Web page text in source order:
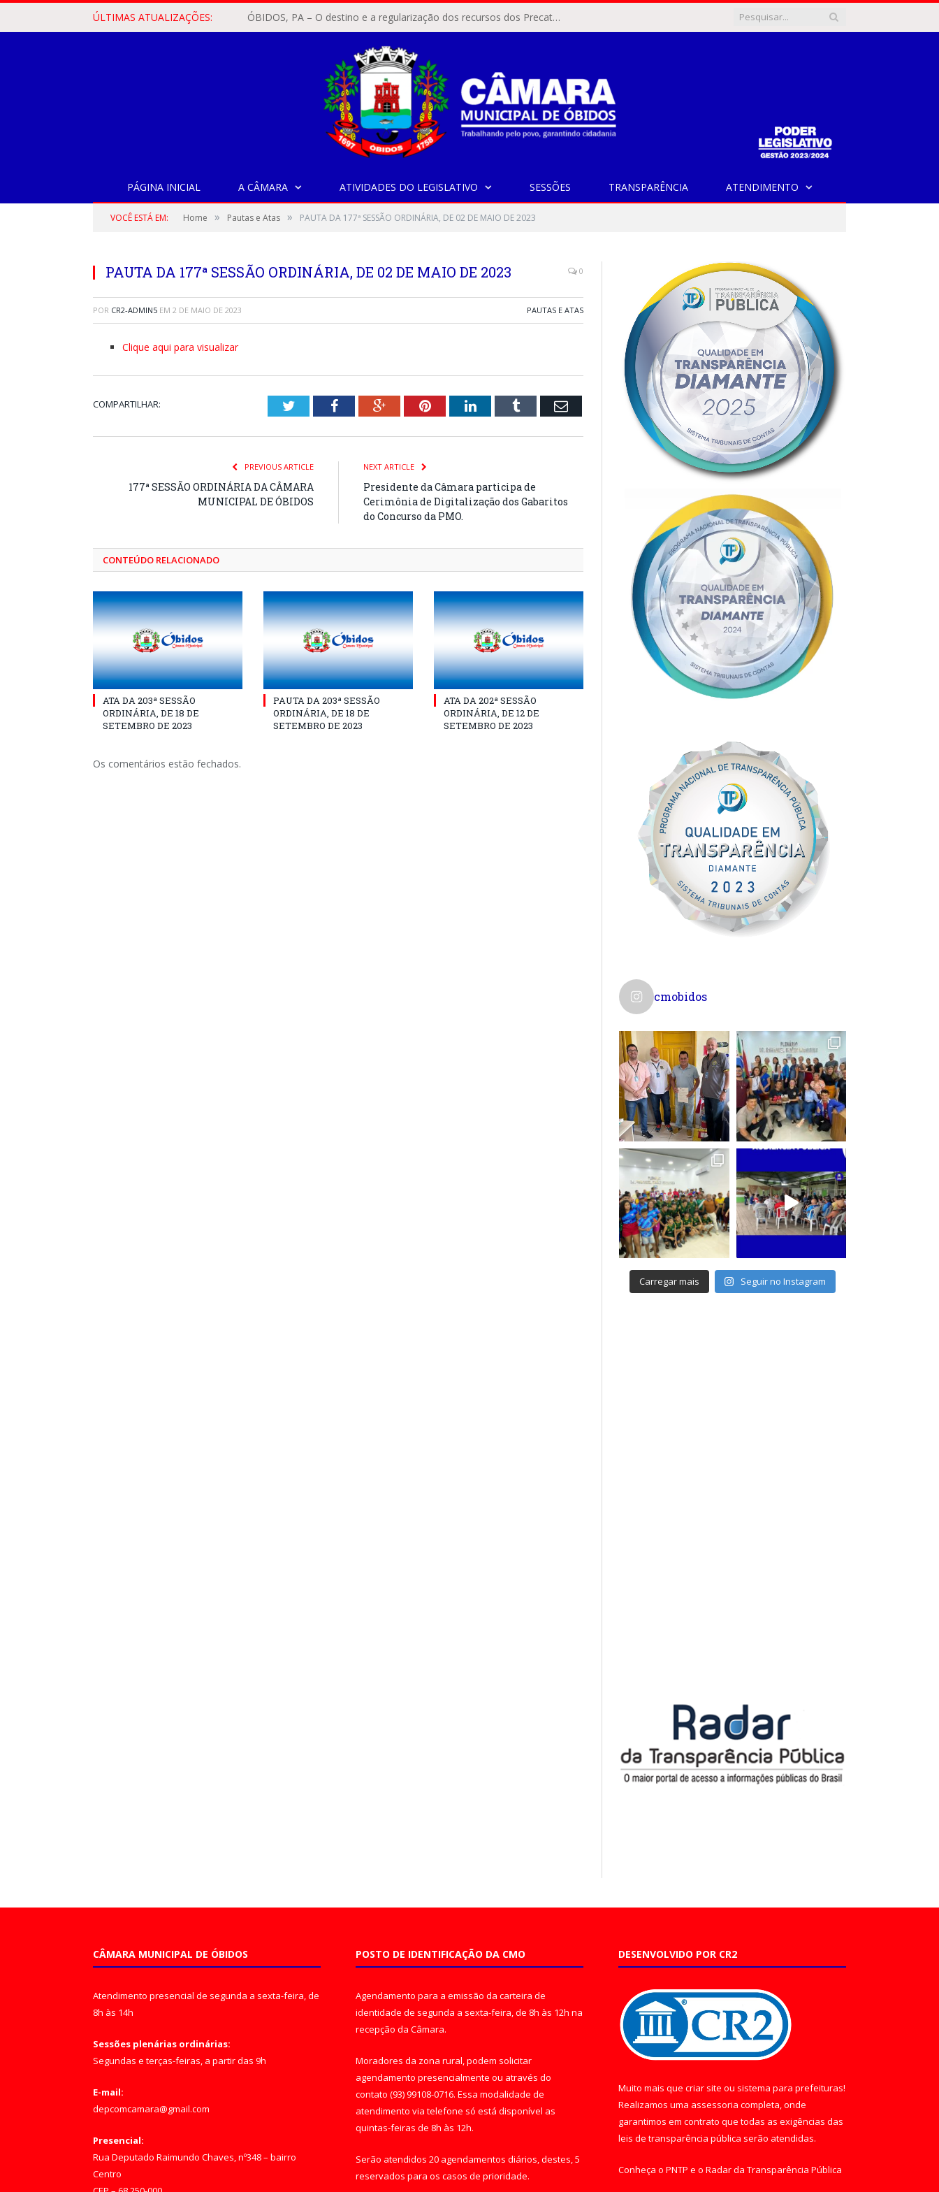
ÚLTIMAS ATUALIZAÇÕES: ÓBIDOS, PA – O destino e a regularização dos recursos dos Precatórios do FUNDEF (Fundo de Manutenção e Desenvolvimento do Ensino Fundamental e de Valorização do Magistério) voltaram a pautar as discussões na Câmara Municipal de Óbidos.
PÁGINA INICIAL A CÂMARA ATIVIDADES DO LEGISLATIVO SESSÕES TRANSPARÊNCIA ATENDIMENTO
VOCÊ ESTÁ EM: Home » Pautas e Atas » PAUTA DA 177ª SESSÃO ORDINÁRIA, DE 02 DE MAIO DE 2023
PAUTA DA 177ª SESSÃO ORDINÁRIA, DE 02 DE MAIO DE 2023 0
POR CR2-ADMIN5 EM 2 DE MAIO DE 2023 PAUTAS E ATAS
Clique aqui para visualizar
COMPARTILHAR: TwitterFacebookGoogle+PinterestLinkedInTumblr Email
PREVIOUS ARTICLE
177ª SESSÃO ORDINÁRIA DA CÂMARA
MUNICIPAL DE ÓBIDOS
NEXT ARTICLE
Presidente da Câmara participa de
Cerimônia de Digitalização dos Gabaritos
do Concurso da PMO.
CONTEÚDO RELACIONADO
ATA DA 203ª SESSÃO
ORDINÁRIA, DE 18 DE
SETEMBRO DE 2023
PAUTA DA 203ª SESSÃO
ORDINÁRIA, DE 18 DE
SETEMBRO DE 2023
ATA DA 202ª SESSÃO
ORDINÁRIA, DE 12 DE
SETEMBRO DE 2023
Os comentários estão fechados.
cmobidos
Carregar mais Seguir no Instagram
CÂMARA MUNICIPAL DE ÓBIDOS
Atendimento presencial de segunda a sexta-feira, de
8h às 14h
Sessões plenárias ordinárias:
Segundas e terças-feiras, a partir das 9h
E-mail:
depcomcamara@gmail.com
Presencial:
Rua Deputado Raimundo Chaves, nº348 – bairro
Centro
POSTO DE IDENTIFICAÇÃO DA CMO
Agendamento para a emissão da carteira de
identidade de segunda a sexta-feira, de 8h às 12h na
recepção da Câmara.
Moradores da zona rural, podem solicitar
agendamento presencialmente ou através do
contato (93) 99108-0716. Essa modalidade de
atendimento via telefone só está disponível as
quintas-feiras de 8h às 12h.
Serão atendidos 20 agendamentos diários, destes, 5
reservados para os casos de prioridade.
DESENVOLVIDO POR CR2
Muito mais que criar site ou sistema para prefeituras!
Realizamos uma assessoria completa, onde
garantimos em contrato que todas as exigências das
leis de transparência pública serão atendidas.
Conheça o PNTP e o Radar da Transparência Pública